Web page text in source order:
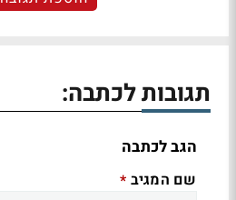
תגובות לכתבה:
הגב לכתבה
שם המגיב *